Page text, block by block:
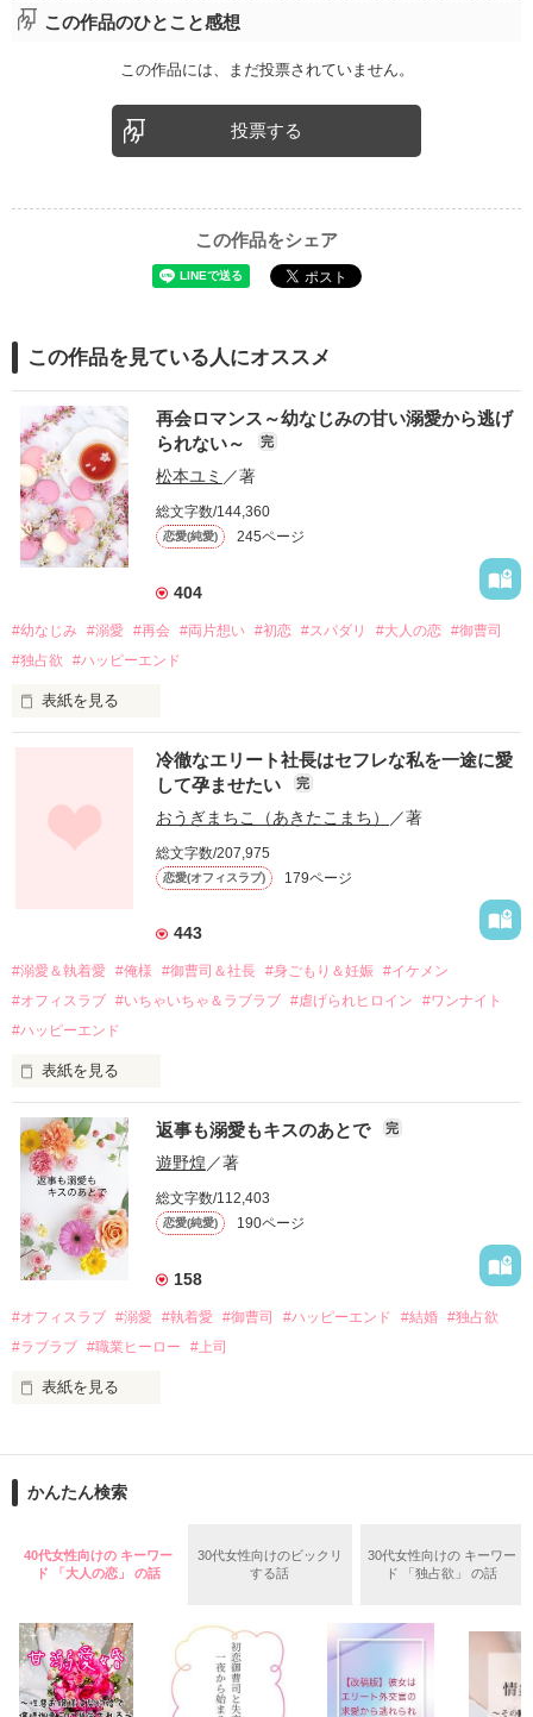
この作品のひとこと感想
この作品には、まだ投票されていません。
投票する
この作品をシェア
この作品を見ている人にオススメ
再会ロマンス～幼なじみの甘い溺愛から逃げ
られない～
完
松本ユミ ／著
総文字数/144,360
恋愛(純愛) 245ページ
404
#幼なじみ #溺愛 #再会 #両片想い #初恋 #スパダリ #大人の恋 #御曹司
#独占欲
#ハッピーエンド
表紙を見る
幼なじみの哲平に淡い恋心を抱いていた美桜。
しかし、ある出来事をきっかけに二人の関係は壊れてしまう。
関係修復もできないまま、美桜は両親の離婚によって
引っ越すことになり、哲平とも離れ離れになった。
それから約十二年後。
過去の傷から、二度と会いたくないと思っていた哲平に
運命のような再会を果たす。
酔った勢いで一夜を共にしてしまった。
さらに、美桜が初めてだと知った哲平は
『責任をとる、結婚しよう』と真っ直ぐに告げてきた。
戸惑う美桜とは裏腹に、好きという気持ちを隠すことなく
甘やかしてくる。
そんなある日、哲平は美桜がストーカー被害に
遭っていることを知る。
美桜を守るため、哲平は同居を提案してきて――。
夏木美桜(なつきみお)
鳴海哲平 (なるみてっぺい)
2026.6.5～2026.7.25
＊以前、公開していた話の改稿版です＊
冷徹なエリート社長はセフレな私を一途に愛
して孕ませたい
完
おうぎまちこ（あきたこまち） ／著
総文字数/207,975
恋愛(オフィスラブ) 179ページ
443
#溺愛＆執着愛 #俺様 #御曹司＆社長 #身ごもり＆妊娠 #イケメン
#オフィスラブ #いちゃいちゃ＆ラブラブ #虐げられヒロイン
#ワンナイト
#ハッピーエンド
表紙を見る
おかしな噂を流されて前の職場でうまくいかなかった梅田美
桜は、海外で傷心旅行をしていたところ、日本人美青年と出会
い、酒の勢いもあり一夜限りの関係となる。
帰国後、美桜は新しい職場でワンナイトした美青年と再会。
なんと彼の正体は、とある財閥御曹司にも関わらず、一族を離
れて起業した新進気鋭の実業家、社内でも冷徹だと評判な社長
――御影恭司その人だったのだ――！
なぜか恭司から飼い猫の世話係を命じられた美桜は、猫の世
の関係となってしまい――？
返事も溺愛もキスのあとで 完
遊野煌／著
総文字数/112,403
恋愛(純愛) 190ページ
158
#オフィスラブ #溺愛 #執着愛 #御曹司 #ハッピーエンド #結婚 #独占欲
#ラブラブ #職業ヒーロー #上司
表紙を見る
ションの企画戦略室で働いている。
めた、同期で恋人の石垣守（26）がいるのだが、後輩の姫原由
いた。
守と由羅から『便利屋雛子』と馬鹿にされ、一人こっそり泣い
た上、同居まで提案してきて──？
鷹哉『宜しくな、俺の雛子』🦅
雛子『俺の……ひぃ、雛子？！！！』🐥
かんたん検索
40代女性向けの キーワー
ド 「大人の恋」 の話
30代女性向けのビックリ
する話
30代女性向けの キーワー
ド 「独占欲」 の話